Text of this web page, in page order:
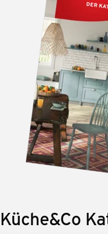
Küche&Co